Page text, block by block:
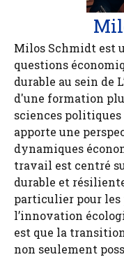
Milos Schmidt est
questions
durable au sein de
d'une formation
sciences
apporte une
dynamiques
travail est centré
durable et
particulier pour
l’innovation
est que la
non seulement